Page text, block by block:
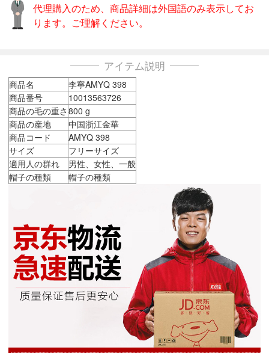
代理購入のため、商品詳細は外国語のみ表示してお
ります。ご理解ください。
アイテム説明
商品名
李寧AMYQ 398
商品番号
10013563726
商品の毛の重さ 800 g
商品の産地
中国浙江金華
商品コード
AMYQ 398
サイズ
フリーサイズ
適用人の群れ
男性、女性、一般
帽子の種類
帽子の種類